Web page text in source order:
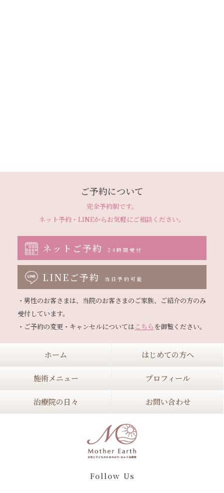
ご予約について
完全予約制です。
ネット予約・LINEからお気軽にご相談ください。
ネットご予約 24時間受付
LINEご予約 当日予約可能
・男性のお客さまは、当院のお客さまのご家族、ご紹介の方のみ
受付しています。
・ご予約の変更・キャンセルについてはこちら
ホーム はじめての方へ
施術メニュー プロフィール
治療院の日々 お問い合わせ
Follow Us